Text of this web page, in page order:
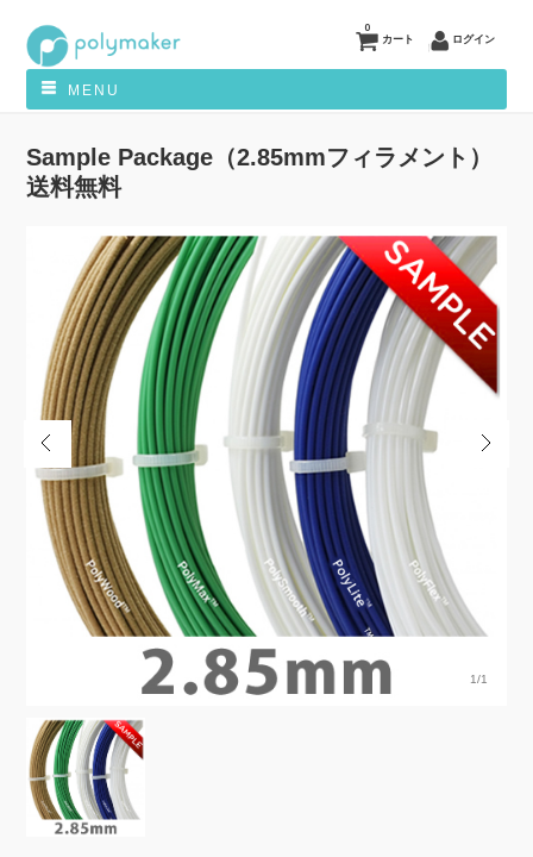
カート
0
ログイン
MENU
Sample Package（2.85mmフィラメント）
送料無料
1/1